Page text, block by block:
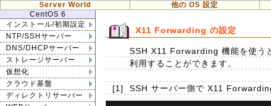
Server World 他の OS 設定
CentOS 6
インストール/初期設定
NTP/SSHサーバー
DNS/DHCPサーバー
ストレージサーバー
仮想化
クラウド基盤
ディレクトリサーバー
X11 Forwarding の設定
SSH X11 Forwarding 機能を使う
利用することができます。
[1] SSH サーバー側で X11